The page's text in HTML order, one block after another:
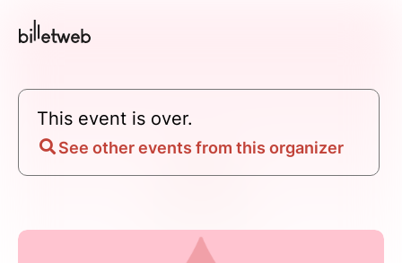
This event is over.
See other events from this organizer